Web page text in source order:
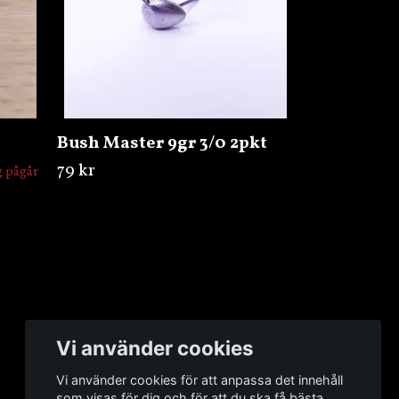
Bush Master 9gr 3/0 2pkt
79 kr
Vi använder cookies
Vi använder cookies för att anpassa det innehåll